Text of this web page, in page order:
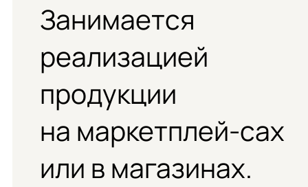
Занимается
реализацией
продукции
на маркетплей-сах
или в магазинах.